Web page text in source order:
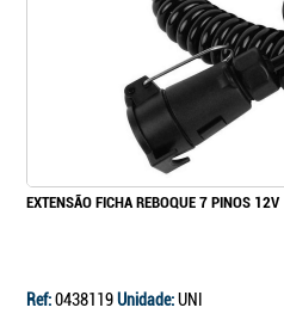
EXTENSÃO FICHA REBOQUE 7 PINOS 12V
Ref:0438119Unidade:UNI